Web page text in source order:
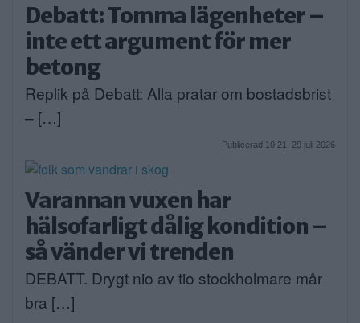
Debatt: Tomma lägenheter –
inte ett argument för mer
betong
Replik på Debatt: Alla pratar om bostadsbrist
– […]
Publicerad 10:21, 29 juli 2026
Varannan vuxen har
hälsofarligt dålig kondition –
så vänder vi trenden
DEBATT. Drygt nio av tio stockholmare mår
bra […]